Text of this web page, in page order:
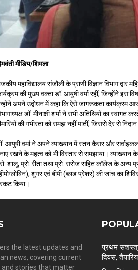
मीडिय/शिमला
महाविद्यालय संजौली के प्राणी विज्ञान विभाग
की मुख्य वक्ता डॉ. आयुषी वर्मा रहीं, जिन्होंने इस
अपने उद्बोधन में कहा कि ऐसे जागरूकता कार्यक्रम
डॉ. मीनाक्षी शर्मा ने सभी अतिथियों का
की गंभीरता को समझ नहीं पातीं, जिससे देर से निदान
आयुषी वर्मा ने अपने व्याख्यान में स्तन कैंसर और
रखने के महत्व को भी विस्तार से समझाया।
शालू, प्रो. रीता तथा प्रो. सरोज सहित कॉलेज के अन्य
शुगर एवं बीपी (ब्लड प्रेशर) की जांच का
किया।
the latest updates and
news, covering current
and stories that matter
प्रथम सशस्त्र
दिवस,